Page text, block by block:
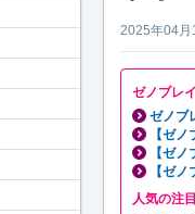
2025年04
ゼノブレ
ゼノブ
【ゼ
【ゼ
【ゼ
人気の注